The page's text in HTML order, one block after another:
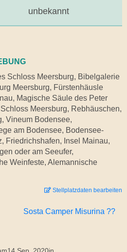
unbekannt
Schloss Meersburg, Bibelgalerie
Meersburg, Fürstenhäusle
Magische Säule des Peter
Meersburg, Rebhäuschen,
Vineum Bodensee,
am Bodensee, Bodensee-
Friedrichshafen, Insel Mainau,
oder am Seeufer,
Weinfeste, Alemannische
Stellplatzdaten bearbeiten
Sosta Camper Misurina ??